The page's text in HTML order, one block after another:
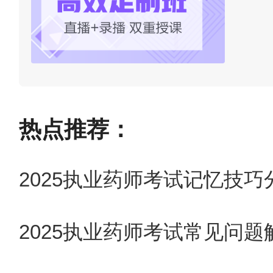
热点推荐：
2025执业药师考试记忆技巧
2025执业药师考试常见问题